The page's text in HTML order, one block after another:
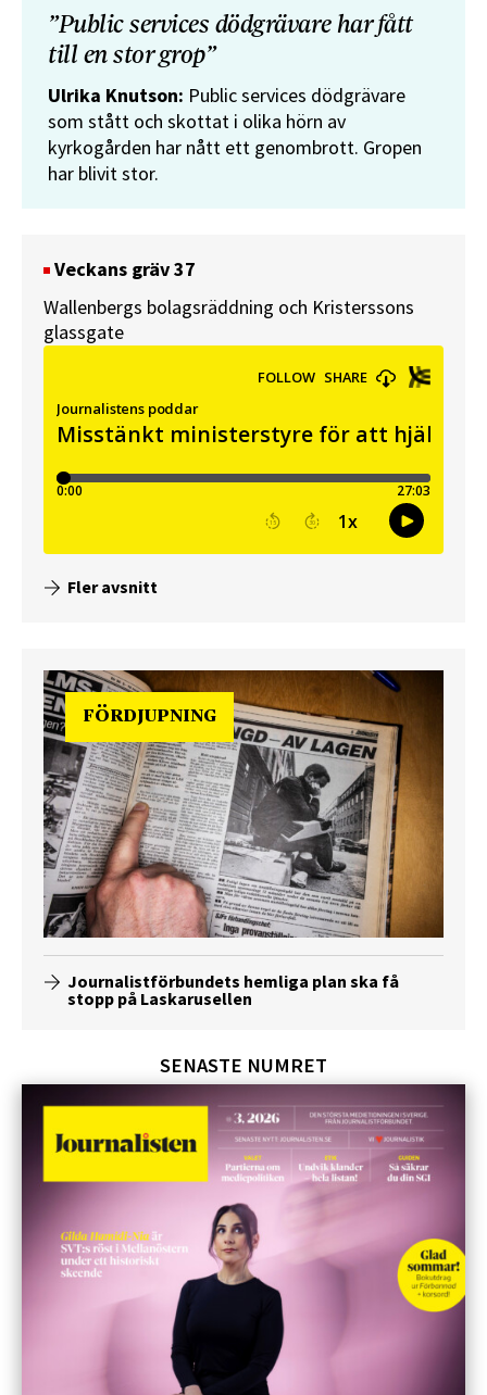
”Public services dödgrävare har fått
till en stor grop”
Ulrika Knutson: Public services dödgrävare
som stått och skottat i olika hörn av
kyrkogården har nått ett genombrott. Gropen
har blivit stor.
Veckans gräv 37
Wallenbergs bolagsräddning och Kristerssons
glassgate
Fler avsnitt
FÖRDJUPNING
Journalistförbundets hemliga plan ska få
stopp på Laskarusellen
SENASTE NUMRET